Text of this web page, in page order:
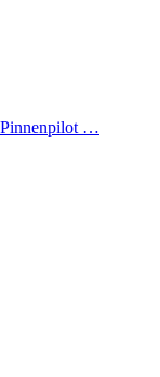
Pinnenpilot …